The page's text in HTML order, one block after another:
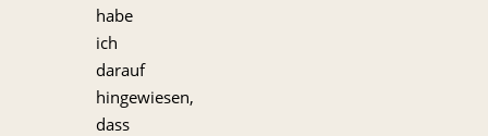
habe
ich
darauf
hingewiesen,
dass